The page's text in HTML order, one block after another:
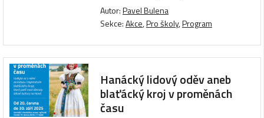
Autor:Pavel Bulena
Sekce:Akce,Pro školy,Program
Hanácký lidový oděv aneb
blaťácký kroj v proměnách
času